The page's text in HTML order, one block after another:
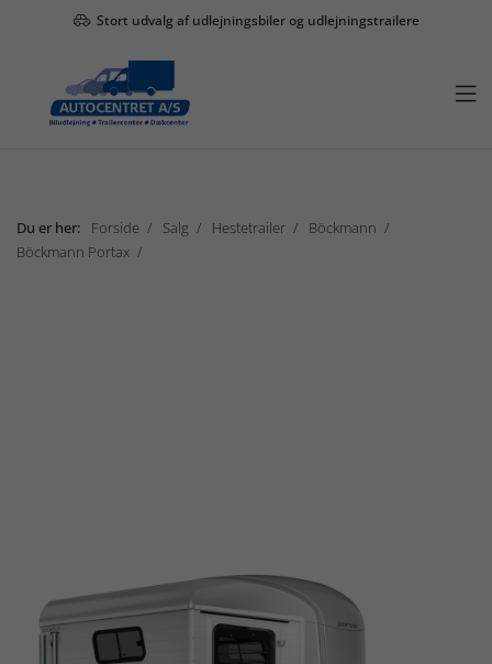
Stort udvalg af udlejningsbiler og udlejningstrailere

Du er her: Forside Salg Hestetrailer
Böckmann
Böckmann Portax